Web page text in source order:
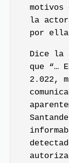
la
por
Dice la
que “…
2.022,